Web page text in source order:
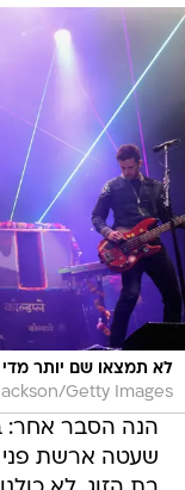
לא תמצאו שם יותר מדי
Getty Images
הנה הסבר אחר:
שעטה ארשת פני